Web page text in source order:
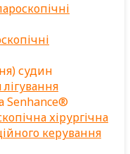
судин
Senhance®
хірургічна
керування